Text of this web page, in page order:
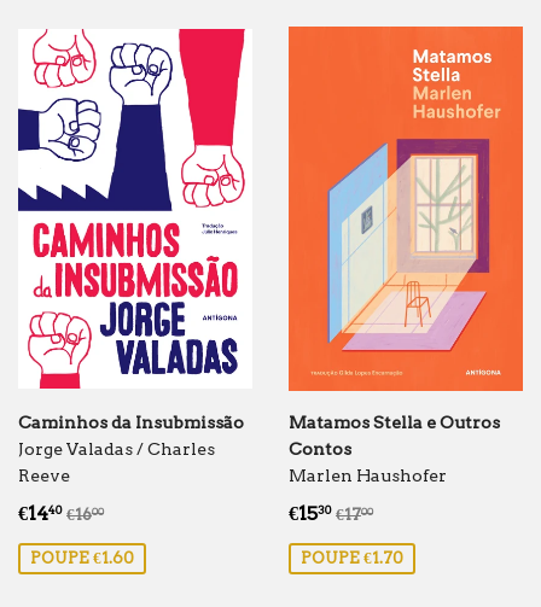
Caminhos da Insubmissão
Jorge Valadas / Charles
Reeve
Preço
de
saldo
€1440 €14.40
Preço normal
€1600
POUPE €1.60
Matamos Stella e Outros
Contos
Marlen Haushofer
Preço
de
saldo
€1530 €15.30
Preço normal
€1700
POUPE €1.70